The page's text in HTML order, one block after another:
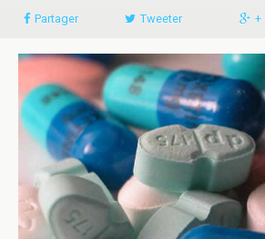
Partager Tweeter +